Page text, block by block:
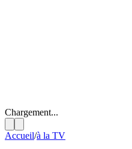
Chargement...
Accueil/à la TV